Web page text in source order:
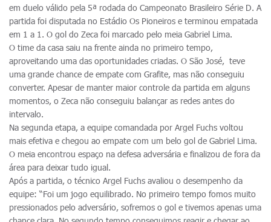
em duelo válido pela 5ª rodada do Campeonato Brasileiro Série D. A
partida foi disputada no Estádio Os Pioneiros e terminou empatada
em 1 a 1. O gol do Zeca foi marcado pelo meia Gabriel Lima.
O time da casa saiu na frente ainda no primeiro tempo,
aproveitando uma das oportunidades criadas. O São José, teve
uma grande chance de empate com Grafite, mas não conseguiu
converter. Apesar de manter maior controle da partida em alguns
momentos, o Zeca não conseguiu balançar as redes antes do
intervalo.
Na segunda etapa, a equipe comandada por Argel Fuchs voltou
mais efetiva e chegou ao empate com um belo gol de Gabriel Lima.
O meia encontrou espaço na defesa adversária e finalizou de fora da
área para deixar tudo igual.
Após a partida, o técnico Argel Fuchs avaliou o desempenho da
equipe: “Foi um jogo equilibrado. No primeiro tempo fomos muito
pressionados pelo adversário, sofremos o gol e tivemos apenas uma